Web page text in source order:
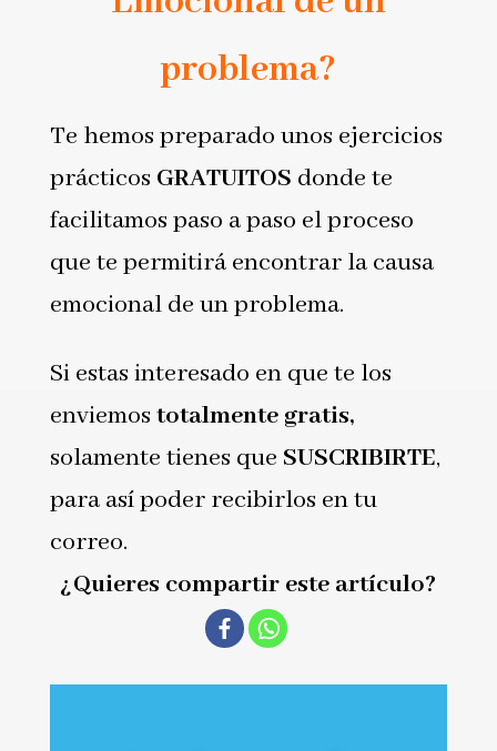
problema?
Te hemos preparado unos ejercicios
prácticos GRATUITOS donde te
facilitamos paso a paso el proceso
que te permitirá encontrar la causa
emocional de un problema.
Si estas interesado en que te los
enviemos totalmente gratis,
solamente tienes que SUSCRIBIRTE,
para así poder recibirlos en tu
correo.
¿Quieres compartir este artículo?